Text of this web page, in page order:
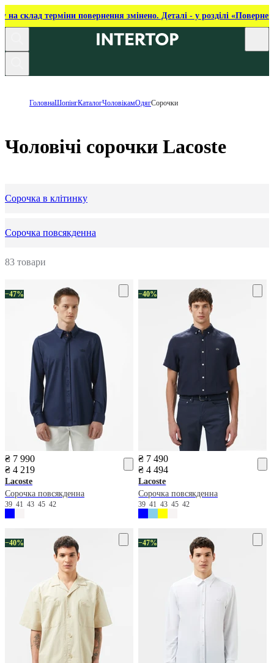
на склад терміни повернення змінено. Деталі - у розділі
ГоловнаШопінгКаталогЧоловікамОдягСорочки
Чоловічі сорочки Lacoste
Сорочка в клітинку
Сорочка повсякденна
83 товари
−47%
₴ 7 990
₴ 4 219
Lacoste
Сорочка повсякденна
39 41 43 45 42
−40%
₴ 7 490
₴ 4 494
Lacoste
Сорочка повсякденна
3941434542
−40% −47%